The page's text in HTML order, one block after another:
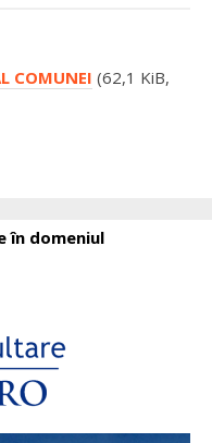
COMUNEI (62,1 KiB,
în domeniul